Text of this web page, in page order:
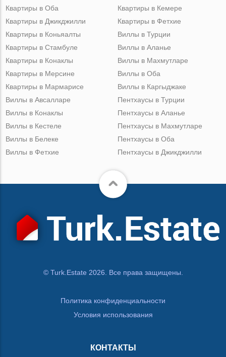
Квартиры в Оба
Квартиры в Джикджилли
Квартиры в Кемере
Квартиры в Фетхие
Квартиры в Коньяалты
Квартиры в Стамбуле
Квартиры в Конаклы
Квартиры в Мерсине
Квартиры в Мармарисе
Виллы в Турции
Виллы в Аланье
Виллы в Махмутларе
Виллы в Оба
Виллы в Каргыджаке
Виллы в Авсалларе
Виллы в Конаклы
Виллы в Кестеле
Виллы в Белеке
Виллы в Фетхие
Пентхаусы в Турции
Пентхаусы в Аланье
Пентхаусы в Махмутларе
Пентхаусы в Оба
Пентхаусы в Джикджилли
© Turk.Estate 2026. Все права защищены.
Политика конфиденциальности
Условия использования
КОНТАКТЫ